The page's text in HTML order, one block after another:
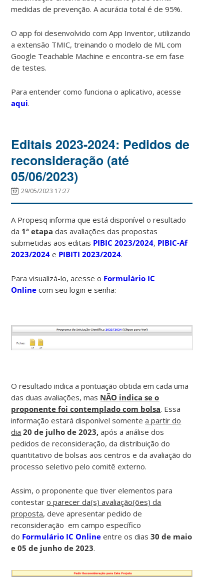
medidas de prevenção. A acurácia total é de 95%.
O app foi desenvolvido com App Inventor, utilizando
a extensão TMIC, treinando o modelo de ML com
Google Teachable Machine e encontra-se em fase
de testes.
Para entender como funciona o aplicativo, acesse
aqui.
Editais 2023-2024: Pedidos de
reconsideração (até
05/06/2023)
29/05/2023 17:27
A Propesq informa que está disponível o resultado
da 1ª etapa das avaliações das propostas
submetidas aos editais PIBIC 2023/2024, PIBIC-Af
2023/2024 e PIBITI 2023/2024.
Para visualizá-lo, acesse o Formulário IC
Online com seu login e senha:
O resultado indica a pontuação obtida em cada uma
das duas avaliações, mas NÃO indica se o
proponente foi contemplado com bolsa. Essa
informação estará disponível somentea partir do
dia 20 de julho de 2023, após a análise dos
pedidos de reconsideração, da distribuição do
quantitativo de bolsas aos centros e da avaliação do
processo seletivo pelo comitê externo.
Assim, o proponente que tiver elementos para
contestaro parecer da(s) avaliação(ões) da
proposta, deve apresentar pedido de
reconsideração em campo específico
do Formulário IC Online entre os dias30 de maio
e 05 de junho de 2023.